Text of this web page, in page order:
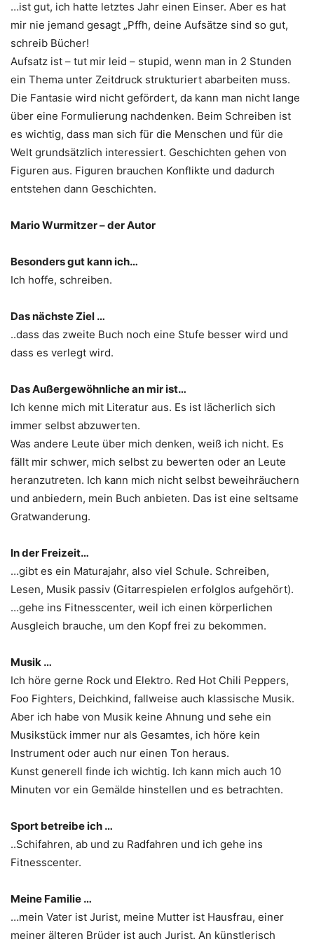
…ist gut, ich hatte letztes Jahr einen Einser. Aber es hat
mir nie jemand gesagt „Pffh, deine Aufsätze sind so gut,
schreib Bücher!
Aufsatz ist – tut mir leid – stupid, wenn man in 2 Stunden
ein Thema unter Zeitdruck strukturiert abarbeiten muss.
Die Fantasie wird nicht gefördert, da kann man nicht lange
über eine Formulierung nachdenken. Beim Schreiben ist
es wichtig, dass man sich für die Menschen und für die
Welt grundsätzlich interessiert. Geschichten gehen von
Figuren aus. Figuren brauchen Konflikte und dadurch
entstehen dann Geschichten.
Mario Wurmitzer – der Autor
Besonders gut kann ich…
Ich hoffe, schreiben.
Das nächste Ziel …
..dass das zweite Buch noch eine Stufe besser wird und
dass es verlegt wird.
Das Außergewöhnliche an mir ist…
Ich kenne mich mit Literatur aus. Es ist lächerlich sich
immer selbst abzuwerten.
Was andere Leute über mich denken, weiß ich nicht. Es
fällt mir schwer, mich selbst zu bewerten oder an Leute
heranzutreten. Ich kann mich nicht selbst beweihräuchern
und anbiedern, mein Buch anbieten. Das ist eine seltsame
Gratwanderung.
In der Freizeit…
…gibt es ein Maturajahr, also viel Schule. Schreiben,
Lesen, Musik passiv (Gitarrespielen erfolglos aufgehört).
…gehe ins Fitnesscenter, weil ich einen körperlichen
Ausgleich brauche, um den Kopf frei zu bekommen.
Musik …
Ich höre gerne Rock und Elektro. Red Hot Chili Peppers,
Foo Fighters, Deichkind, fallweise auch klassische Musik.
Aber ich habe von Musik keine Ahnung und sehe ein
Musikstück immer nur als Gesamtes, ich höre kein
Instrument oder auch nur einen Ton heraus.
Kunst generell finde ich wichtig. Ich kann mich auch 10
Minuten vor ein Gemälde hinstellen und es betrachten.
Sport betreibe ich …
..Schifahren, ab und zu Radfahren und ich gehe ins
Fitnesscenter.
Meine Familie …
…mein Vater ist Jurist, meine Mutter ist Hausfrau, einer
meiner älteren Brüder ist auch Jurist. An künstlerisch